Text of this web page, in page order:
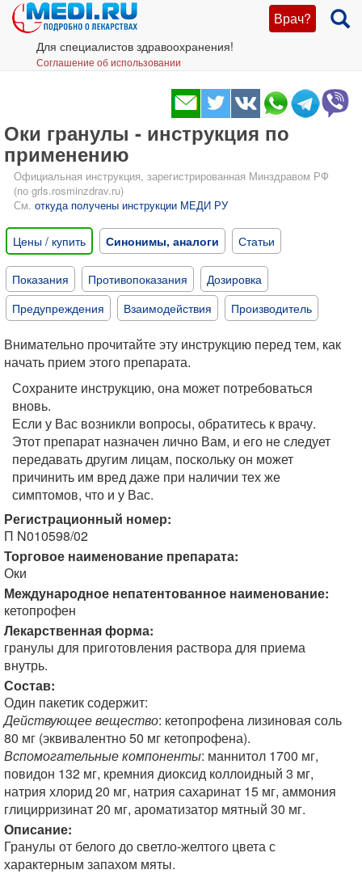
Врач?
Для специалистов здравоохранения!
Соглашение об использовании
Оки гранулы - инструкция по
применению
Официальная инструкция, зарегистрированная Минздравом РФ
(по grls.rosminzdrav.ru)
См. откуда получены инструкции МЕДИ РУ
Цены / купить Синонимы, аналоги Статьи
Показания Противопоказания
Дозировка
Предупреждения
Взаимодействия Производитель
Внимательно прочитайте эту инструкцию перед тем, как
начать прием этого препарата.
Сохраните инструкцию, она может потребоваться
вновь.
Если у Вас возникли вопросы, обратитесь к врачу.
Этот препарат назначен лично Вам, и его не следует
передавать другим лицам, поскольку он может
причинить им вред даже при наличии тех же
симптомов, что и у Вас.
Регистрационный номер:
П N010598/02
Торговое наименование препарата:
Оки
Международное непатентованное наименование:
кетопрофен
Лекарственная форма:
гранулы для приготовления раствора для приема
внутрь.
Состав:
Один пакетик содержит:
Действующее вещество: кетопрофена лизиновая соль
80 мг (эквивалентно 50 мг кетопрофена).
Вспомогательные компоненты: маннитол 1700 мг,
повидон 132 мг, кремния диоксид коллоидный 3 мг,
натрия хлорид 20 мг, натрия сахаринат 15 мг, аммония
глицирризинат 20 мг, ароматизатор мятный 30 мг.
Описание:
Гранулы от белого до светло-желтого цвета с
характерным запахом мяты.